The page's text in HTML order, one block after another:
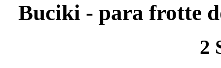
Buciki - para frotte
2